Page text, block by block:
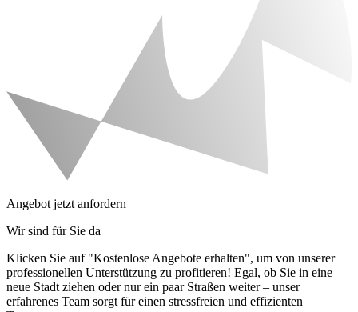
Angebot jetzt anfordern
Wir sind für Sie da
Klicken Sie auf "Kostenlose Angebote erhalten", um von unserer
professionellen Unterstützung zu profitieren! Egal, ob Sie in eine
neue Stadt ziehen oder nur ein paar Straßen weiter – unser
erfahrenes Team sorgt für einen stressfreien und effizienten